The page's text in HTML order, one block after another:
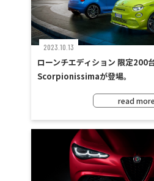
2023.10.13
ローンチエディション 限定200
Scorpionissimaが登場。
read more